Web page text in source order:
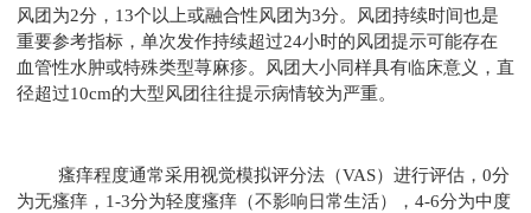
风团为2分，13个以上或融合性风团为3分。风团持续时间也是
重要参考指标，单次发作持续超过24小时的风团提示可能存在
血管性水肿或特殊类型荨麻疹。风团大小同样具有临床意义，直
径超过10cm的大型风团往往提示病情较为严重。
瘙痒程度通常采用视觉模拟评分法（VAS）进行评估，0分
为无瘙痒，1-3分为轻度瘙痒（不影响日常生活），4-6分为中度